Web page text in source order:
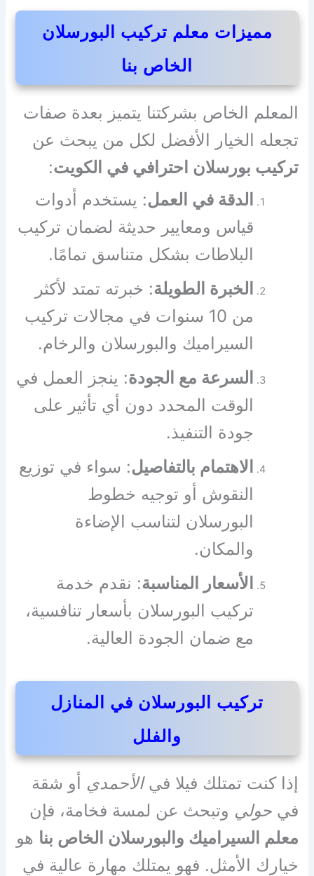
مميزات معلم تركيب البورسلان
الخاص بنا
المعلم الخاص بشركتنا يتميز بعدة صفات
تجعله الخيار الأفضل لكل من يبحث عن
تركيب بورسلان احترافي في الكويت:
الدقة في العمل: يستخدم أدوات
قياس ومعايير حديثة لضمان تركيب
البلاطات بشكل متناسق تمامًا.
الخبرة الطويلة: خبرته تمتد لأكثر
من 10 سنوات في مجالات تركيب
السيراميك والبورسلان والرخام.
السرعة مع الجودة: ينجز العمل في
الوقت المحدد دون أي تأثير على
جودة التنفيذ.
الاهتمام بالتفاصيل: سواء في توزيع
النقوش أو توجيه خطوط
البورسلان لتناسب الإضاءة
والمكان.
الأسعار المناسبة: نقدم خدمة
تركيب البورسلان بأسعار تنافسية،
مع ضمان الجودة العالية.
تركيب البورسلان في المنازل
والفلل
إذا كنت تمتلك فيلا فيالأحمدي أو شقة
فيحولي وتبحث عن لمسة فخامة، فإن
معلم السيراميك والبورسلان الخاص بنا هو
خيارك الأمثل. فهو يمتلك مهارة عالية في